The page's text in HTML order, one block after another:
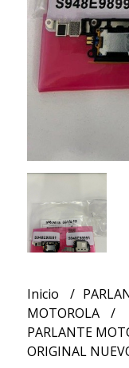
Inicio
MOTOROLA
PARLANTE
ORIGINAL